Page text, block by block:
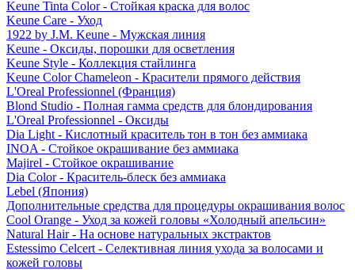
Keune Tinta Color - Стойкая краска для волос
Keune Care - Уход
1922 by J.M. Keune - Мужская линия
Keune - Оксиды, порошки для осветления
Keune Style - Коллекция стайлинга
Keune Color Chameleon - Красители прямого действия
L'Oreal Professionnel (Франция)
Blond Studio - Полная гамма средств для блондирования
L'Oreal Professionnel - Оксиды
Dia Light - Кислотный краситель тон в тон без аммиака
INOA - Стойкое окрашивание без аммиака
Majirel - Стойкое окрашивание
Dia Color - Краситель-блеск без аммиака
Lebel (Япония)
Дополнительные средства для процедуры окрашивания волос
Cool Orange - Уход за кожей головы «Холодный апельсин»
Natural Hair - На основе натуральных экстрактов
Estessimo Celcert - Селективная линия ухода за волосами и
кожей головы